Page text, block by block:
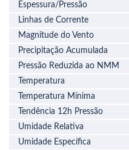
Espessura/Pressão
Linhas de Corrente
Magnitude do Vento
Precipitação Acumulada
Pressão Reduzida ao NMM
Temperatura
Temperatura Mínima
Tendência 12h Pressão
Umidade Relativa
Umidade Específica